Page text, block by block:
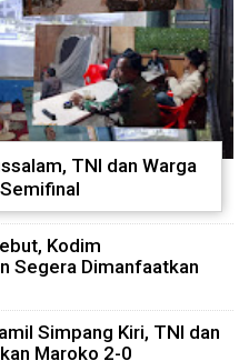
TNI dan Warga
Kodim
Segera Dimanfaatkan
Simpang Kiri, TNI dan
Maroko 2-0